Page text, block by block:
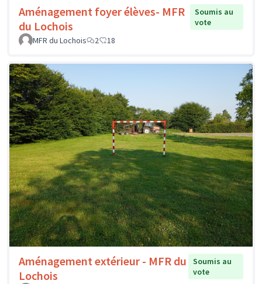
Aménagement foyer élèves- MFR
du Lochois
Soumis au
vote
MFR du Lochois
2 18
Aménagement extérieur - MFR du
Lochois
Soumis au
vote